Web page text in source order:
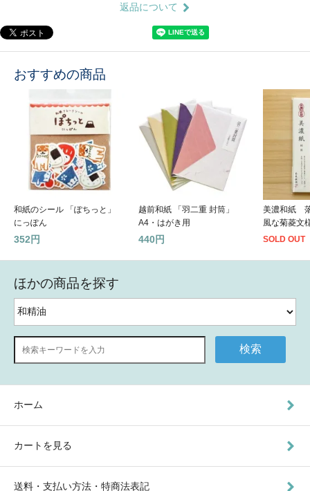
返品について
おすすめの商品
和紙のシール 「ぽちっと」
にっぽん
352円
越前和紙 「羽二重 封筒」
A4・はがき用
440円
美濃和紙
風な菊菱文
SOLD OUT
ほかの商品を探す
検索
ホーム
カートを見る
送料・支払い方法・特商法表記